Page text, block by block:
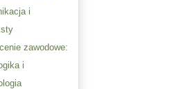
i
zawodowe:
i